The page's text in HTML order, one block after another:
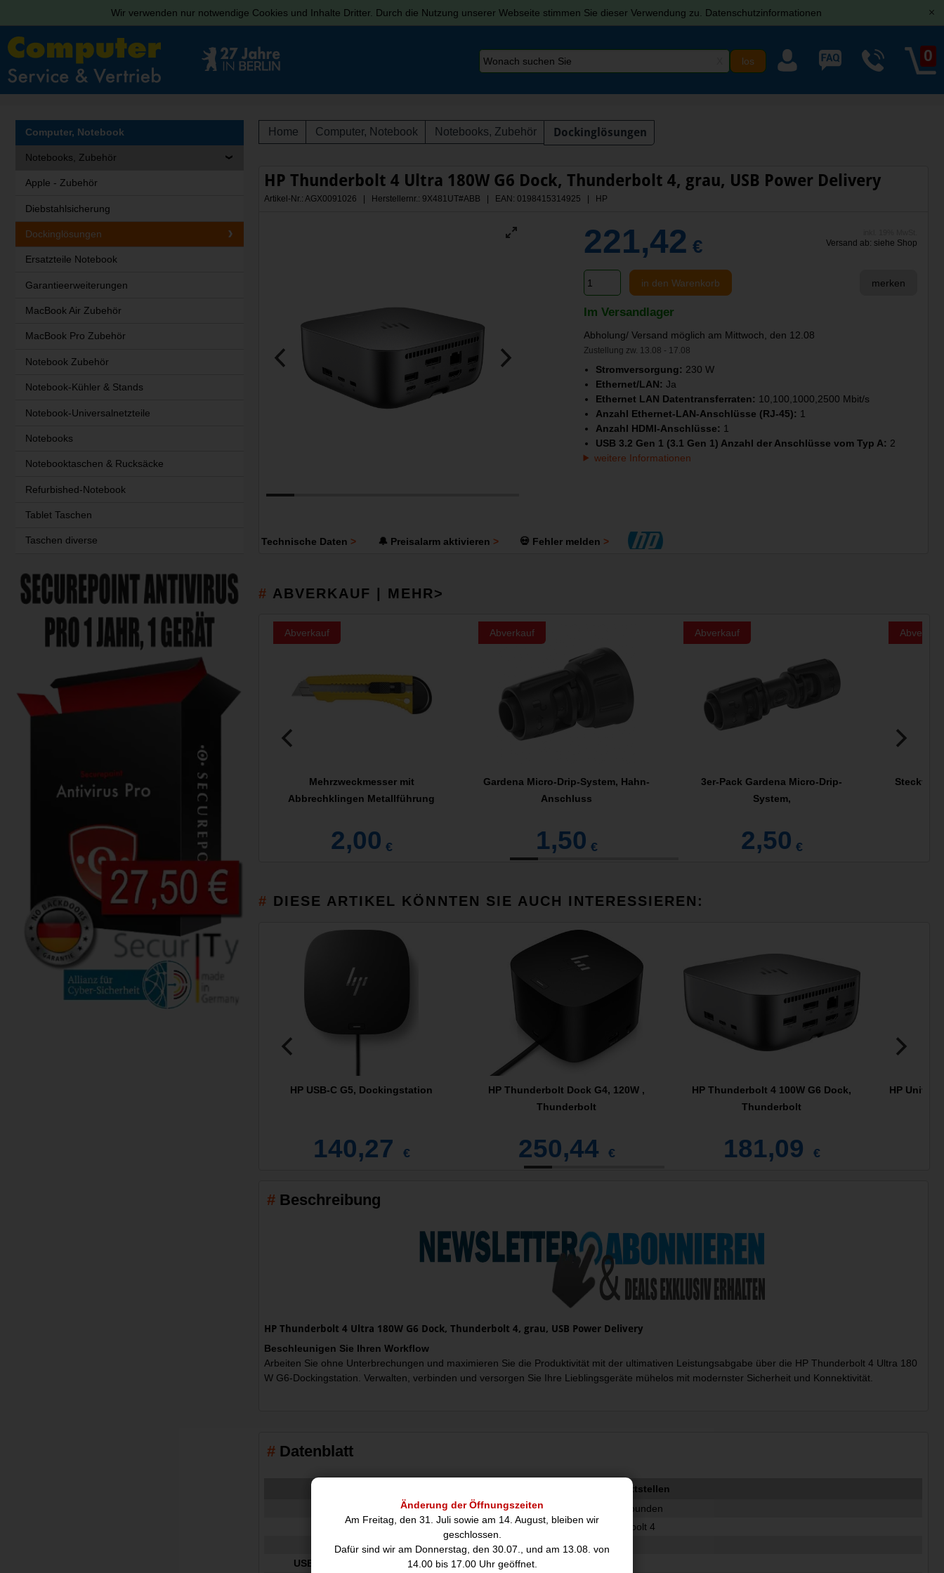
Wir verwenden nur notwendige Cookies und Inhalte Dritter. Durch die Nutzung unserer Webseite stimmen Sie dieser Verwendung zu. Datenschutzinformationen [x]
Änderung der Öffnungszeiten
Am Freitag, den 31. Juli sowie am 14. August, bleiben wir
geschlossen.
Dafür sind wir am Donnerstag, den 30.07., und am 13.08. von
14.00 bis 17.00 Uhr geöffnet.
0
Home Computer, Notebook Notebooks, Zubehör Dockinglösungen
HP Thunderbolt 4 Ultra 180W G6 Dock, Thunderbolt 4, grau, USB Power Delivery
Artikel-Nr.: AGX0091026 | Herstellernr.: 9X481UT#ABB | EAN: 0198415314925 | HP
221,42 € Versand ab: siehe Shop
in den Warenkorb merken
Im Versandlager
Abholung/ Versand möglich am Mittwoch, den 12.08
Zustellung zw. 13.08 - 17.08
Stromversorgung: 230 W
Ethernet/LAN: Ja
Ethernet LAN Datentransferraten: 10,100,1000,2500 Mbit/s
Anzahl Ethernet-LAN-Anschlüsse (RJ-45): 1
Anzahl HDMI-Anschlüsse: 1
USB 3.2 Gen 1 (3.1 Gen 1) Anzahl der Anschlüsse vom Typ A: 2
weitere Informationen
Technische Daten 🔔 Preisalarm aktivieren 💀 Fehler melden
ABVERKAUF | MEHR>
Abverkauf
Mehrzweckmesser mit
Abbrechklingen Metallführung
2,00 €
Abverkauf
Gardena Micro-Drip-System, Hahn-
Anschluss
1,50 €
Abverkauf
3er-Pack Gardena Micro-Drip-
System,
2,50 €
Abverkauf
DIESE ARTIKEL KÖNNTEN SIE AUCH INTERESSIEREN:
HP USB-C G5, Dockingstation
140,27 €
HP Thunderbolt Dock G4, 120W ,
Thunderbolt
250,44 €
HP Thunderbolt 4 100W G6 Dock,
Thunderbolt
181,09 €
HP
Beschreibung
HP Thunderbolt 4 Ultra 180W G6 Dock, Thunderbolt 4, grau, USB Power Delivery
Beschleunigen Sie Ihren Workflow
Arbeiten Sie ohne Unterbrechungen und maximieren Sie die Produktivität mit der ultimativen Leistungsabgabe über die HP Thunderbolt 4 Ultra 180
W G6-Dockingstation. Verwalten, verbinden und versorgen Sie Ihre Lieblingsgeräte mühelos mit modernster Sicherheit und Konnektivität.
Datenblatt
Anschlüsse und Schnittstellen
Übertragungstechnik:
Kabelgebunden
Hostschnittstelle:
Thunderbolt 4
Anzahl USB 2.0 Anschlüsse:
USB 3.2 Gen 1 3.1 Gen 1 Anzahl der Anschlüsse vom Typ A:
Computer, Notebook
Notebooks, Zubehör
Apple - Zubehör
Diebstahlsicherung
Dockinglösungen
Ersatzteile Notebook
Garantieerweiterungen
MacBook Air Zubehör
MacBook Pro Zubehör
Notebook Zubehör
Notebook-Kühler & Stands
Notebook-Universalnetzteile
Notebooks
Notebooktaschen & Rucksäcke
Refurbished-Notebook
Tablet Taschen
Taschen diverse